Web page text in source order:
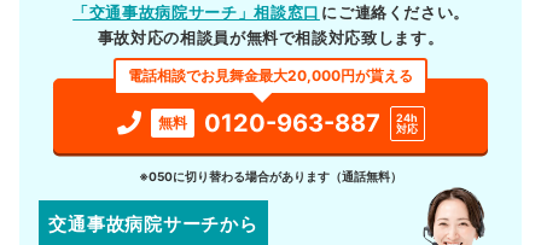
「交通事故病院サーチ」相談窓口 にご連絡ください。
事故対応の相談員が無料で相談対応致します。
電話相談でお見舞金最大20,000円が貰える
無料 0120-963-887
24h
対応
※050に切り替わる場合があります（通話無料）
交通事故病院サーチから